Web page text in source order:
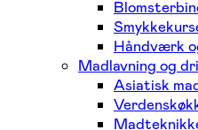
Håndværk
Madlavning og
Asiatisk